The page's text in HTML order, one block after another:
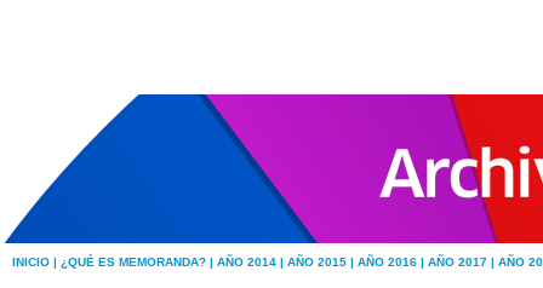
INICIO | ¿QUÉ ES MEMORANDA? | AÑO 2014 | AÑO 2015 | AÑO 2016 | AÑO 2017 | AÑO